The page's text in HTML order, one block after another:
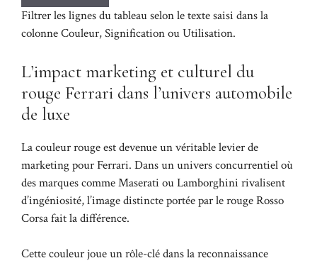
Filtrer les lignes du tableau selon le texte saisi dans la
colonne Couleur, Signification ou Utilisation.
L’impact marketing et culturel du
rouge Ferrari dans l’univers automobile
de luxe
La couleur rouge est devenue un véritable levier de
marketing pour Ferrari. Dans un univers concurrentiel où
des marques comme Maserati ou Lamborghini rivalisent
d’ingéniosité, l’image distincte portée par le rouge Rosso
Corsa fait la différence.
Cette couleur joue un rôle-clé dans la reconnaissance